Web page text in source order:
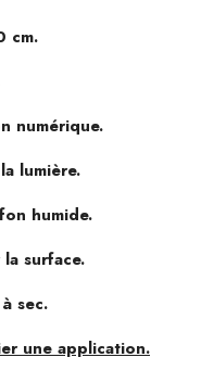
cm.
numérique.
lumière.
humide.
surface.
sec.
une application.